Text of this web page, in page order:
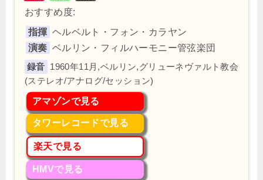
おすすめ度:
指揮 ヘルベルト・フォン・カラヤン
演奏 ベルリン・フィルハーモニー管弦楽団
1960年11月,ベルリン,グリューネヴァルト教会
(ステレオ/アナログ/セッション)
アマゾンで見る
タワーレコードで見る
楽天で見る
HMVで見る